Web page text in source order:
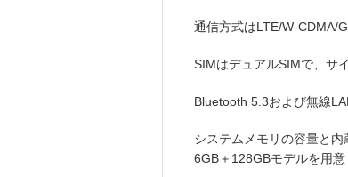
通信方式はLTE/W-CDMA/
SIMはデュアルSIMで、サ
Bluetooth 5.3および無線
システムメモリの容量と
6GB＋128GBモデルを用意